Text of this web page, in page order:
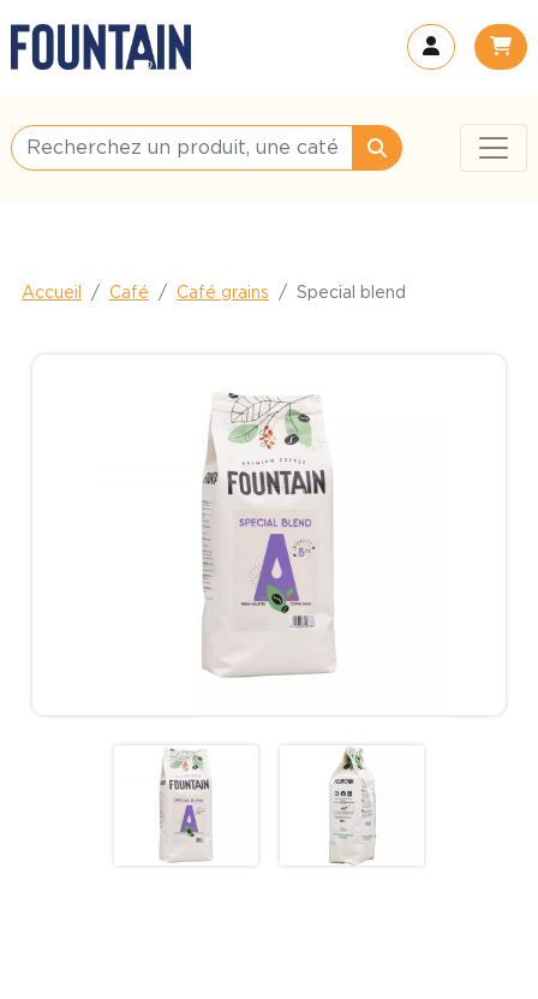
Accueil Café Café grains Special blend